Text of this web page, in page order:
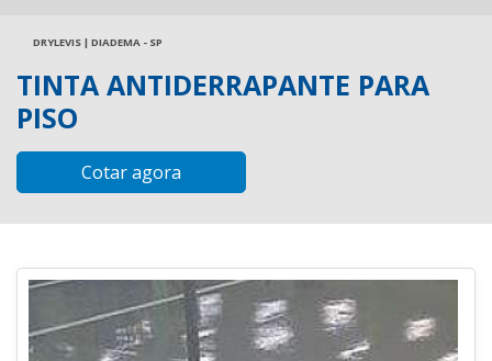
DRYLEVIS | DIADEMA - SP
TINTA ANTIDERRAPANTE PARA
PISO
Cotar agora